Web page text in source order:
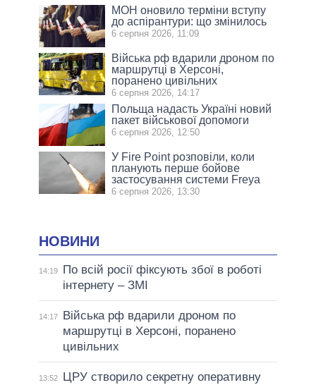
МОН оновило терміни вступу
до аспірантури: що змінилось
6 серпня 2026, 11:09
Війська рф вдарили дроном по
маршрутці в Херсоні,
поранено цивільних
6 серпня 2026, 14:17
Польща надасть Україні новий
пакет військової допомоги
6 серпня 2026, 12:50
У Fire Point розповіли, коли
планують перше бойове
застосування системи Freya
6 серпня 2026, 13:30
НОВИНИ
14:19
По всій росії фіксують збої в роботі
інтернету – ЗМІ
14:17
Війська рф вдарили дроном по
маршрутці в Херсоні, поранено
цивільних
13:52
ЦРУ створило секретну оперативну